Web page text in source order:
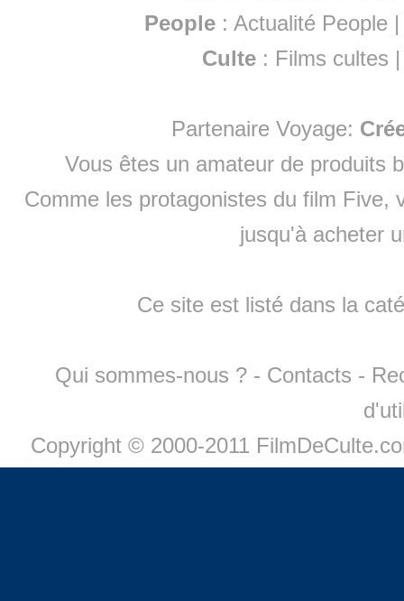
People :Actualité People
Culte : Films cultes
Partenaire Voyage:
Vous êtes un amateur de produits
Comme les protagonistes du film Five,
jusqu'à acheter
Ce site est listé dans la
Qui sommes-nous ? - Contacts -
Copyright © 2000-2011